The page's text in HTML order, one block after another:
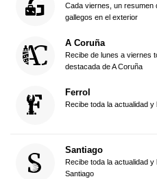
Cada viernes, un resumen
gallegos en el exterior
A Coruña
Recibe de lunes a viernes
destacada de A Coruña
Ferrol
Recibe toda la actualidad
Santiago
Recibe toda la actualidad
Santiago